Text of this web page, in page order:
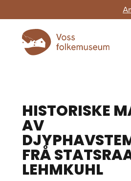
HISTORISKE
AV
FRÅ
LEHMKUHL